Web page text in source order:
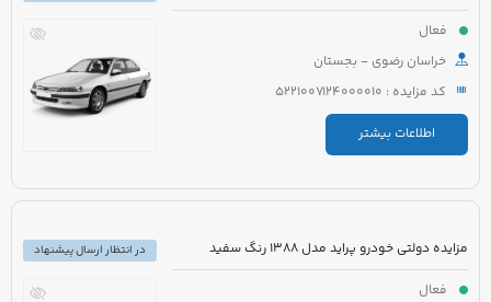
فعال
خراسان رضوی - بجستان
کد مزایده : 5221007124000010
اطلاعات بیشتر
مزایده دولتی خودرو پراید مدل 1388 رنگ سفید
فعال
در انتظار ارسال پیشنهاد